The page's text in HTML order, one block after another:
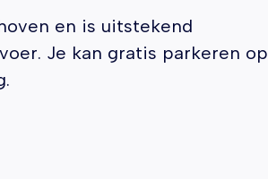
en is uitstekend
Je kan gratis parkeren op